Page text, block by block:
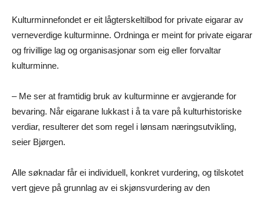
Kulturminnefondet er eit lågterskeltilbod for private eigarar av
verneverdige kulturminne. Ordninga er meint for private eigarar
og frivillige lag og organisasjonar som eig eller forvaltar
kulturminne.
– Me ser at framtidig bruk av kulturminne er avgjerande for
bevaring. Når eigarane lukkast i å ta vare på kulturhistoriske
verdiar, resulterer det som regel i lønsam næringsutvikling,
seier Bjørgen.
Alle søknadar får ei individuell, konkret vurdering, og tilskotet
vert gjeve på grunnlag av ei skjønsvurdering av den